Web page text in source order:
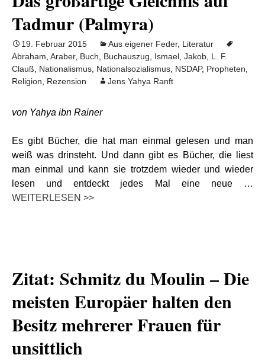
Tadmur (Palmyra)
19. Februar 2015 Aus eigener Feder, Literatur
Abraham Araber, Buch Buchauszug Ismael Jakob L. F.
Clauß
Nationalismus Nationalsozialismus NSDAP, Propheten
Religion
Rezension Jens Yahya Ranft
von Yahya ibn Rainer
Es gibt Bücher, die hat man einmal gelesen und man
weiß was drinsteht. Und dann gibt es Bücher, die liest
man einmal und kann sie trotzdem wieder und wieder
lesen und entdeckt jedes Mal eine neue …
WEITERLESEN >>
Zitat: Schmitz du Moulin – Die
meisten Europäer halten den
Besitz mehrerer Frauen für
unsittlich